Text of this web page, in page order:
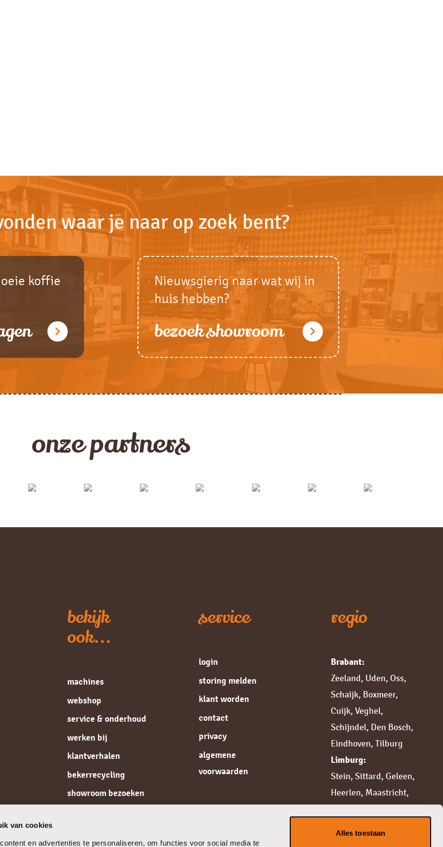
van cookies
en advertenties te personaliseren, om functies voor social media te
Alles toestaan
waar je naar op zoek bent?
koffie
Nieuwsgierig naar wat wij in
huis hebben?
bezoek showroom
onze partners
bekijk
ook...
machines
webshop
service & onderhoud
werken bij
klantverhalen
bekerrecycling
showroom bezoeken
service
login
storing melden
klant worden
contact
privacy
algemene
voorwaarden
regio
Brabant:
Zeeland, Uden, Oss,
Schaijk, Boxmeer,
Cuijk, Veghel,
Schijndel, Den Bosch,
Eindhoven,Tilburg
Limburg:
Stein,Sittard, Geleen,
Heerlen, Maastricht,